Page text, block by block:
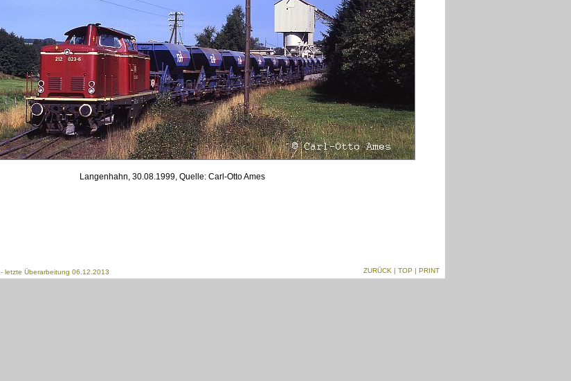
Langenhahn, 30.08.1999, Quelle: Carl-Otto Ames
- letzte Überarbeitung 06.12.2013 ZURÜCK | TOP | PRINT